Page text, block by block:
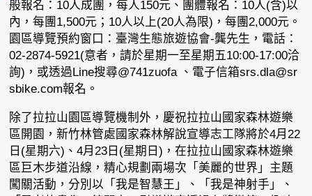
般報名：10人成團，每人150元、團體報名：10人(含)以
內，每團1,500元；10人以上(20人為限)，每團2,000元。
園區導覽預約窗口：臺灣生態旅遊協會-龔先生，電話：
02-2874-5921(意者，請於星期一至星期五10:00-17:00洽
詢)，或透過Line搜尋@741zuofa 、電子信箱srs.dla@sr
sbike.com報名。
除了拉拉山園區導覽機制外，慶祝拉拉山國家森林遊樂
區開園，新竹林管處國家森林解說宣導志工隊將於4月22
日(星期六)、4月23日(星期日)，在拉拉山國家森林遊樂
區巨木步道沿線，精心規劃兩場次「美麗的世界」主題
闖關活動，分別以「我是智慧王」、「我是神射手」、